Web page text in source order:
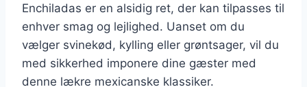
Enchiladas er en alsidig ret, der kan tilpasses til
enhver smag og lejlighed. Uanset om du
vælger svinekød, kylling eller grøntsager, vil du
med sikkerhed imponere dine gæster med
denne lækre mexicanske klassiker.